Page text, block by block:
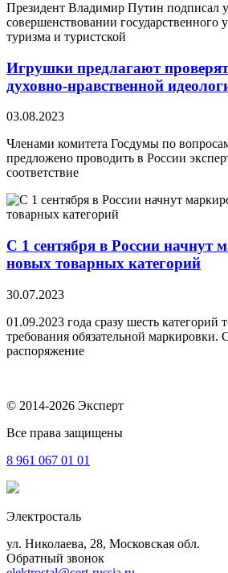
Президент Владимир Путин подписал
совершенствовании государственного
туризма и туристской
Игрушки предлагают
духовно-нравственной
03.08.2023
Членами комитета Госдумы по
предложено проводить в России
соответствие
С 1 сентября в России начнут
новых товарных категорий
30.07.2023
01.09.2023 года сразу шесть категорий
требования обязательной маркировки.
распоряжение
© 2014-2026 Эксперт
Все права защищены
8 961 067 01 01
Электросталь
ул. Николаева, 28, Московская обл.
Обратный звонок